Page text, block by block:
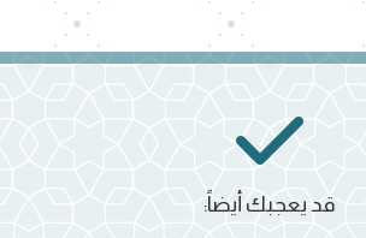
قد يعجبك أيضاً: